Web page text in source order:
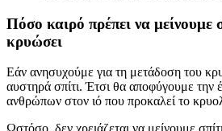
Πόσο καιρό πρέπει να μείνουμε
κρυώσει
Εάν ανησυχούμε για τη μετάδοση του
αυστηρά σπίτι. Έτσι θα αποφύγουμε την
ανθρώπων στον ιό που προκαλεί το